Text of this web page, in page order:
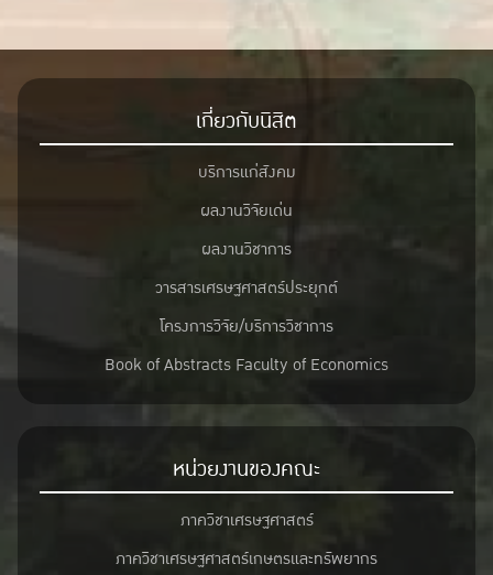
เกี่ยวกับนิสิต
บริการแก่สังคม
ผลงานวิจัยเด่น
ผลงานวิชาการ
วารสารเศรษฐศาสตร์ประยุกต์
โครงการวิจัย/บริการวิชาการ
Book of Abstracts Faculty of Economics
หน่วยงานของคณะ
ภาควิชาเศรษฐศาสตร์
ภาควิชาเศรษฐศาสตร์เกษตรและทรัพยากร